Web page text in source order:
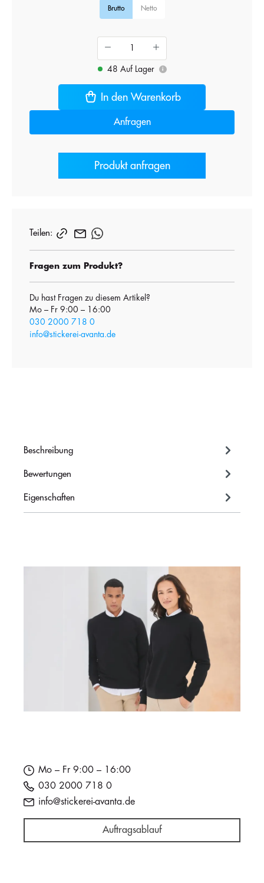
Brutto Netto
48 Auf Lager i
In den Warenkorb
Anfragen
Produkt anfragen
Teilen:
Fragen zum Produkt?
Du hast Fragen zu diesem Artikel?
Mo – Fr 9:00 – 16:00
030 2000 718 0
info@stickerei-avanta.de
Beschreibung
Bewertungen
Eigenschaften
Mo – Fr 9:00 – 16:00
030 2000 718 0
info@stickerei-avanta.de
Auftragsablauf